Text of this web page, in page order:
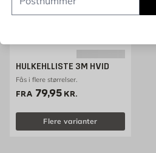
HULKEHLLISTE 3M HVID
Fås i flere størrelser.
FRA Pris 79.95 kr. /stk
79,95 KR.
Flere varianter